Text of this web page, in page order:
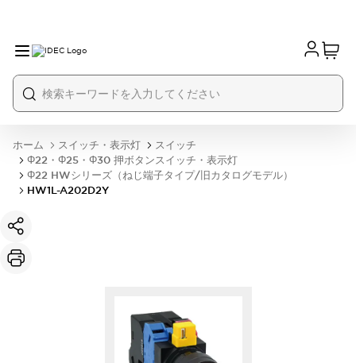
ホーム スイッチ・表示灯
スイッチ
Φ22・Φ25・Φ30 押ボタンスイッチ・表示灯
Φ22 HWシリーズ（ねじ端子タイプ/旧カタログモデル）
HW1L-A202D2Y